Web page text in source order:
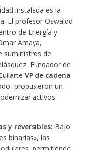
instalada es la
El profesor Oswaldo
de Energía y
Amaya,
suministros de
Fundador de
VP de cadena
propusieron un
activos
y reversibles: Bajo
binarias», las